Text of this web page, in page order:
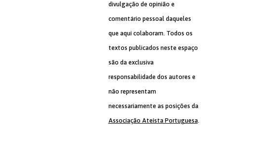
divulgação de opinião e
comentário pessoal daqueles
que aqui colaboram. Todos os
textos publicados neste espaço
são da exclusiva
responsabilidade dos autores e
não representam
necessariamente as posições da
Associação Ateísta Portuguesa.